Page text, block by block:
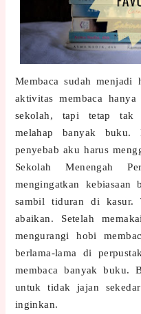
Membaca sudah
aktivitas membaca
sekolah, tapi tetap tak
melahap banyak buku.
penyebab aku harus
Sekolah Menengah
mengingatkan kebiasaan
sambil tiduran di kasur.
abaikan. Setelah
mengurangi hobi
berlama-lama di
membaca banyak buku.
untuk tidak jajan
inginkan.